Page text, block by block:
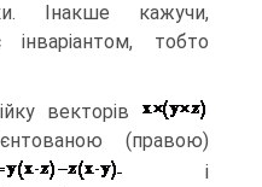
Інакше кажучи,
тобто
векторів
(правою)
і